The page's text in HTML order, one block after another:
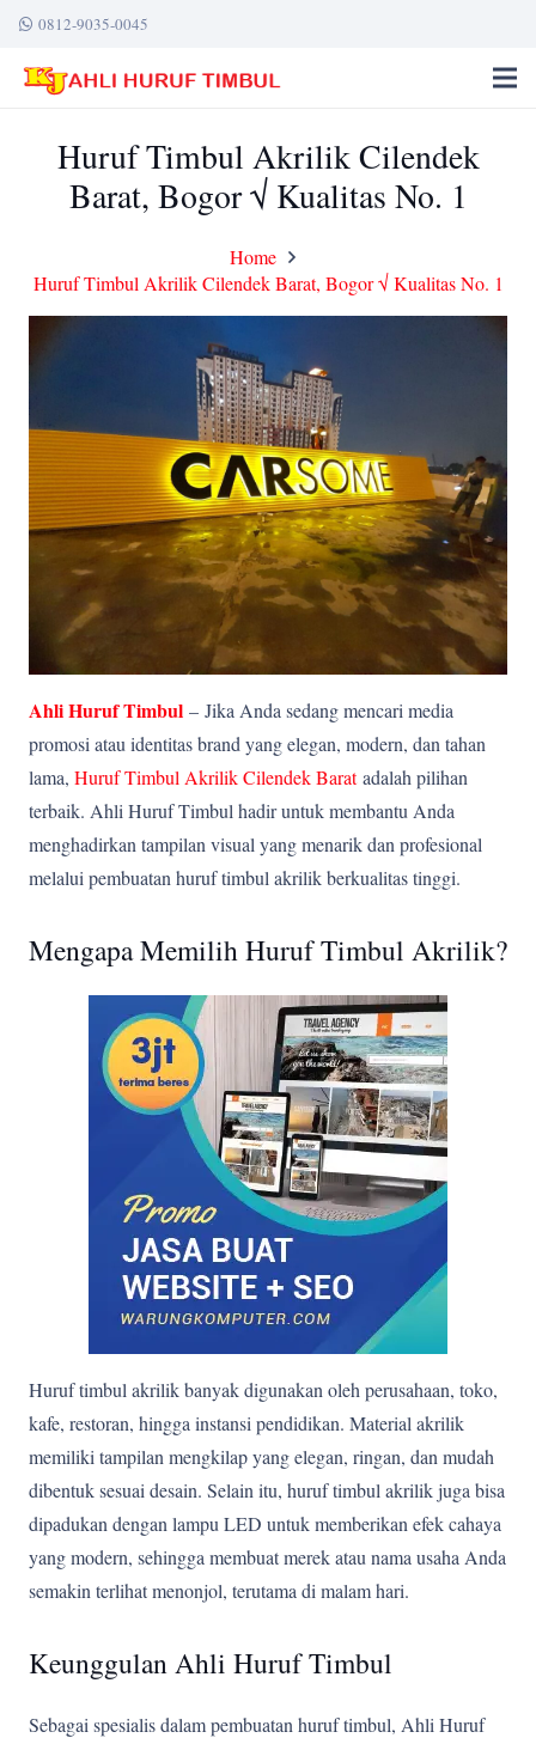
0812-9035-0045
Huruf Timbul Akrilik Cilendek
Barat, Bogor √ Kualitas No. 1
Home
Huruf Timbul Akrilik Cilendek Barat, Bogor √ Kualitas No. 1
Ahli Huruf Timbul – Jika Anda sedang mencari media
promosi atau identitas brand yang elegan, modern, dan tahan
lama, Huruf Timbul Akrilik Cilendek Baratadalah pilihan
terbaik. Ahli Huruf Timbul hadir untuk membantu Anda
menghadirkan tampilan visual yang menarik dan profesional
melalui pembuatan huruf timbul akrilik berkualitas tinggi.
Mengapa Memilih Huruf Timbul Akrilik?
Huruf timbul akrilik banyak digunakan oleh perusahaan, toko,
kafe, restoran, hingga instansi pendidikan. Material akrilik
memiliki tampilan mengkilap yang elegan, ringan, dan mudah
dibentuk sesuai desain. Selain itu, huruf timbul akrilik juga bisa
dipadukan dengan lampu LED untuk memberikan efek cahaya
yang modern, sehingga membuat merek atau nama usaha Anda
semakin terlihat menonjol, terutama di malam hari.
Keunggulan Ahli Huruf Timbul
Sebagai spesialis dalam pembuatan huruf timbul, Ahli Huruf